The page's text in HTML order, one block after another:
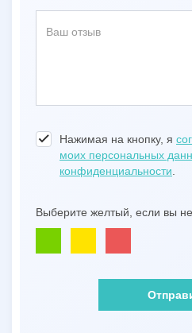
Нажимая на кнопку, я
моих персональных
конфиденциальности
Выберите желтый, если вы